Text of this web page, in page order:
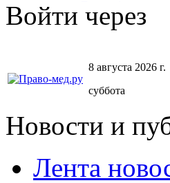
Войти через
8 августа 2026 г.
суббота
Новости и
Лента